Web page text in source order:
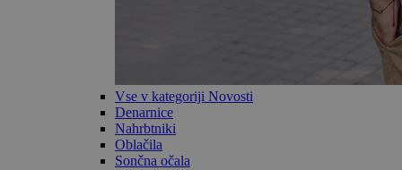
Vse v kategoriji Novosti
Denarnice
Nahrbtniki
Oblačila
Sončna očala